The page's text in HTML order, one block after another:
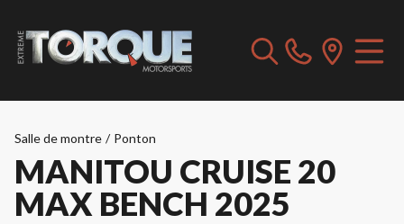
Salle de montre / Ponton
MANITOU CRUISE 20
MAX BENCH 2025